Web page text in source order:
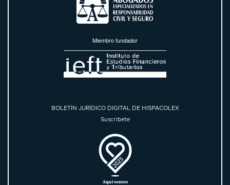
Miembro fundador
BOLETÍN JURÍDICO DIGITAL DE HISPACOLEX
Suscríbete